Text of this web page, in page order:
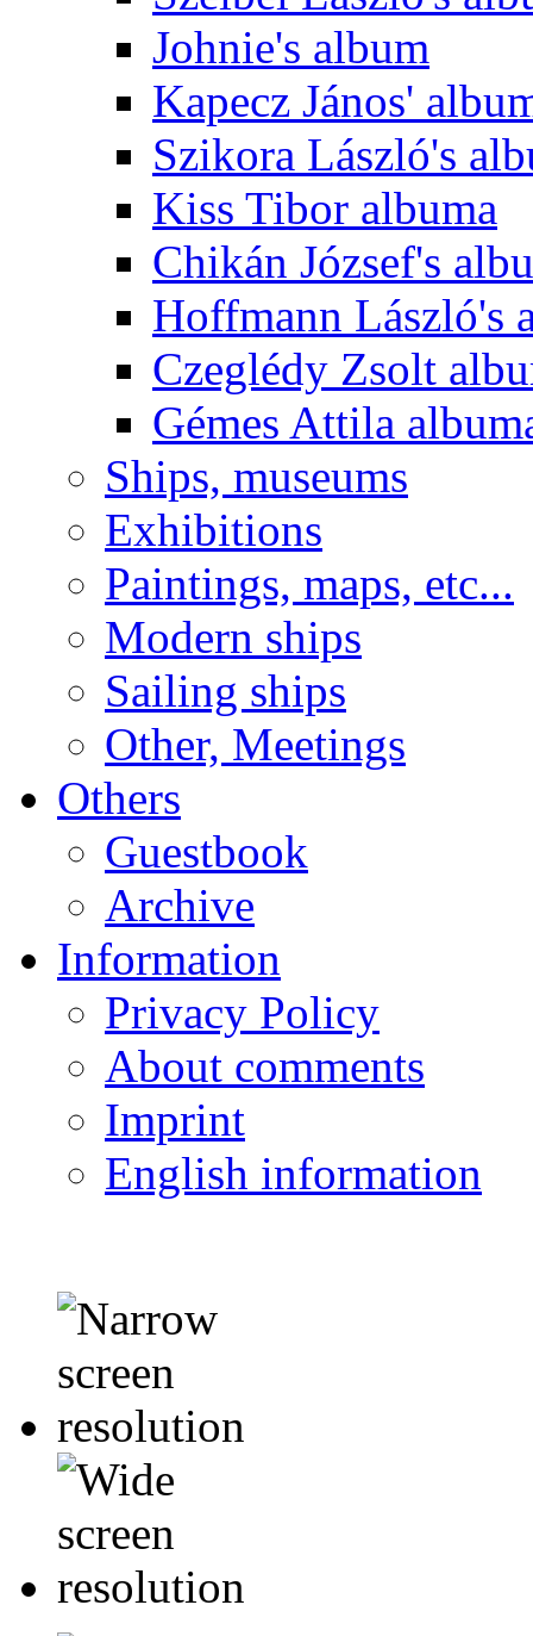
Johnie's album
Kapecz János'
Szikora László's
Kiss Tibor albuma
Chikán József's
Hoffmann László's
Czeglédy Zsolt
Gémes Attila
Ships, museums
Exhibitions
Paintings, maps, etc...
Modern ships
Sailing ships
Other, Meetings
Others
Guestbook
Archive
Information
Privacy Policy
About comments
Imprint
English information